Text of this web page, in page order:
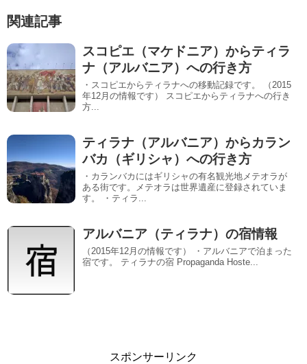
関連記事
スコピエ（マケドニア）からティラ
ナ（アルバニア）への行き方
・スコピエからティラナへの移動記録です。 （2015
年12月の情報です） スコピエからティラナへの行き
方...
ティラナ（アルバニア）からカラン
バカ（ギリシャ）への行き方
・カランバカにはギリシャの有名観光地メテオラが
ある街です。メテオラは世界遺産に登録されていま
す。 ・ティラ...
アルバニア（ティラナ）の宿情報
（2015年12月の情報です） ・アルバニアで泊まった
宿です。 ティラナの宿 Propaganda Hoste...
スポンサーリンク